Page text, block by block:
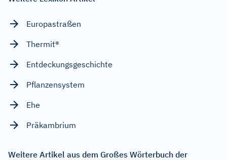
Europastraßen
Thermit®
Entdeckungsgeschichte
Pflanzensystem
Ehe
Präkambrium
Weitere Artikel aus dem Großes Wörterbuch der